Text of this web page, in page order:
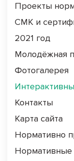
Проекты
СМК и
2021 год
Молодёжная
Фотогалерея
Контакты
Карта сайта
Нормативно